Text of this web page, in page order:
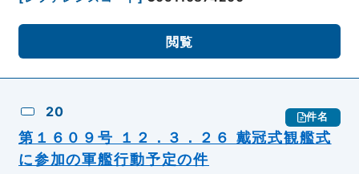
閲覧
20 件名
第１６０９号 １２．３．２６ 戴冠式観艦式
に参加の軍艦行動予定の件